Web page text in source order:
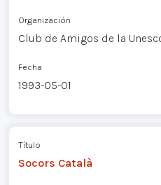
Organización
Club de Amigos de la
Fecha
1993-05-01
Título
Socors Català